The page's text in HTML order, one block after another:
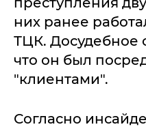
них ранее
ТЦК. Досудебное
что он был
"клиентами".
Согласно